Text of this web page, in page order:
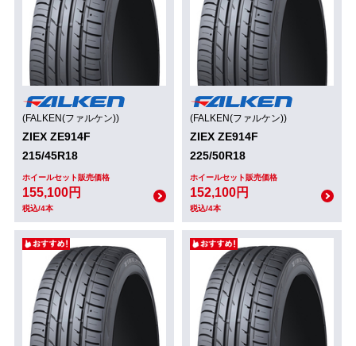
(FALKEN(ファルケン))
ZIEX ZE914F
215/45R18
ホイールセット販売価格
155,100円
税込/4本
(FALKEN(ファルケン))
ZIEX ZE914F
225/50R18
ホイールセット販売価格
152,100円
税込/4本